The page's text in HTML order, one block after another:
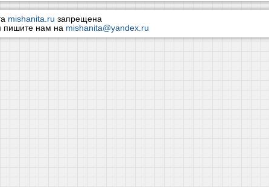
mishanita.ru запрещена
пишите нам на mishanita@yandex.ru